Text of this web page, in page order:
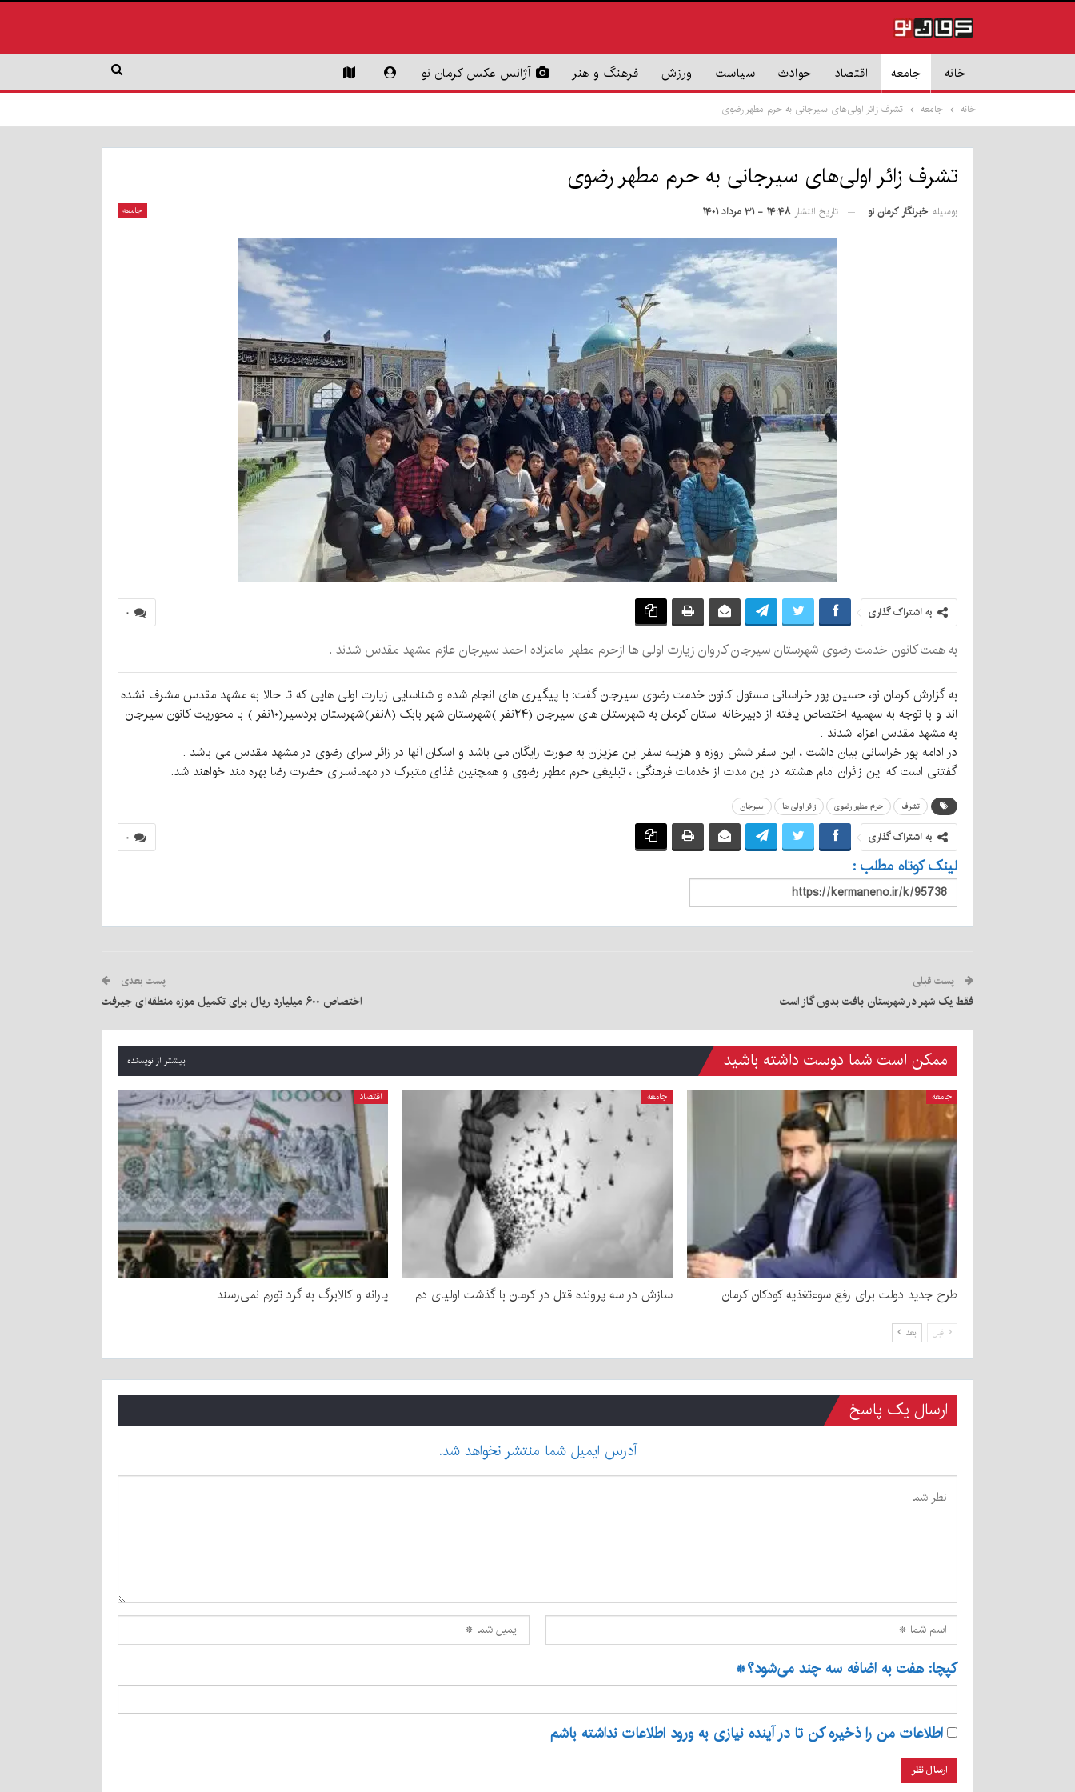
خانه جامعه اقتصاد حوادث سیاست ورزش فرهنگ و هنر آژانس عکس کرمان نو
خانه جامعه تشرف زائر اولی‌های سیرجانی به حرم مطهر رضوی
تشرف زائر اولی‌های سیرجانی به حرم مطهر رضوی
جامعه بوسیله خبرنگار کرمان نو تاریخ انتشار ۱۴:۴۸ - ۳۱ مرداد ۱۴۰۱
۰ به اشتراک گذاری
به همت کانون خدمت رضوی شهرستان سیرجان کاروان زیارت اولی ها ازحرم مطهر امامزاده احمد سیرجان عازم مشهد مقدس شدند .
به گزارش کرمان نو، حسین پور خراسانی مسئول کانون خدمت رضوی سیرجان گفت: با پیگیری های انجام شده و شناسایی زیارت اولی هایی که تا حالا به مشهد مقدس مشرف نشده
اند و با توجه به سهمیه اختصاص یافته از دبیرخانه استان کرمان به شهرستان های سيرجان (۲۴نفر )شهرستان شهر بابک (۸نفر)شهرستان بردسیر(۱۰نفر ) با محوریت کانون سیرجان
به مشهد مقدس اعزام شدند .
در ادامه پور خراسانی بیان داشت ، این سفر شش روزه و هزینه سفر این عزیزان به صورت رایگان می باشد و اسکان آنها در زائر سرای رضوی در مشهد مقدس می باشد .
گفتنی است که این زائران امام هشتم در این مدت از خدمات فرهنگی ، تبلیغی حرم مطهر رضوی و همچنین غذای متبرک در مهمانسرای حضرت رضا بهره مند خواهند شد.
تشرف حرم مطهر رضوی زائر اولی ها سیرجان
۰ به اشتراک گذاری
لینک کوتاه مطلب :
پست قبلی
فقط یک شهر در شهرستان بافت بدون گاز است
پست بعدی
اختصاص ۶۰۰ میلیارد ریال برای تکمیل موزه منطقه‌ای جیرفت
ممکن است شما دوست داشته باشید بیشتر از نویسنده
جامعه
طرح جدید دولت برای رفع سوءتغذیه کودکان کرمان
جامعه
سازش در سه پرونده قتل در کرمان با گذشت اولیای دم
اقتصاد
یارانه و کالابرگ به گرد تورم نمی‌رسند
قبل بعد
ارسال یک پاسخ
آدرس ایمیل شما منتشر نخواهد شد.
کپچا: هفت به اضافه سه چند می‌شود؟*
اطلاعات من را ذخیره کن تا در آینده نیازی به ورود اطلاعات نداشته باشم